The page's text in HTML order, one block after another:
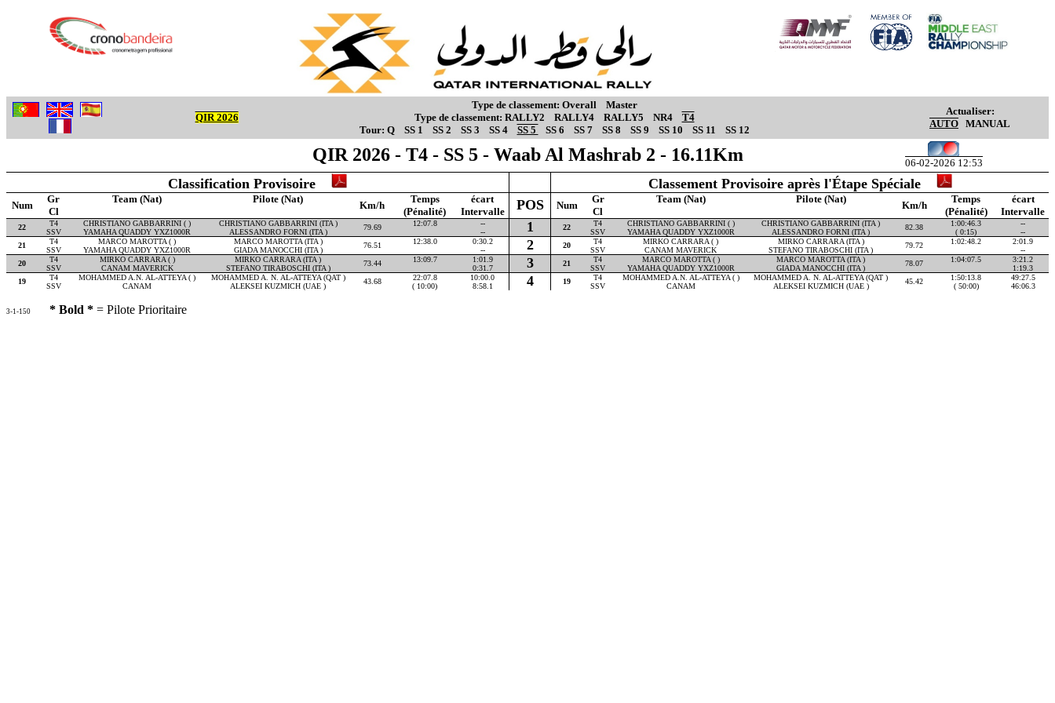
QIR 2026
Type de classement: Overall
Master
Type de classement: RALLY2 RALLY4 RALLY5 NR4
T4
Tour: Q SS 1 SS 2 SS 3 SS 4 SS 5 SS 6 SS 7 SS 8 SS 9 SS 10 SS 11 SS 12
Actualiser:
AUTO MANUAL
QIR 2026 - T4 - SS 5 - Waab Al Mashrab 2 - 16.11Km 06-02-2026 12:53
Classification Provisoire Classement Provisoire après l'Étape Spéciale
Num
Gr Team (Nat) Pilote (Nat)
Km/h
Temps écart POS Num
Gr Team (Nat) Pilote (Nat)
Km/h
Temps
écart
Cl
(Pénalité) Intervalle Cl (Pénalité) Intervalle
22 T4 CHRISTIANO GABBARRINI ( ) CHRISTIANO GABBARRINI (ITA ) 79.69 12:07.8 -- 1 22 T4 CHRISTIANO GABBARRINI ( ) CHRISTIANO GABBARRINI (ITA ) 82.38 1:00:46.3
--
SSV
YAMAHA QUADDY YXZ1000R ALESSANDRO FORNI (ITA ) -- SSV YAMAHA QUADDY YXZ1000R ALESSANDRO FORNI (ITA ) ( 0:15)
--
21
T4 MARCO MAROTTA ( ) MARCO MAROTTA (ITA ) 76.51 12:38.0 0:30.2 2 20 T4 MIRKO CARRARA ( ) MIRKO CARRARA (ITA ) 79.72 1:02:48.2
2:01.9
SSV
YAMAHA QUADDY YXZ1000R GIADA MANOCCHI (ITA ) -- SSV CANAM MAVERICK STEFANO TIRABOSCHI (ITA )
--
20
T4 MIRKO CARRARA ( ) MIRKO CARRARA (ITA ) 73.44 13:09.7 1:01.9 3 21 T4 MARCO MAROTTA ( ) MARCO MAROTTA (ITA ) 78.07 1:04:07.5
3:21.2
SSV
CANAM MAVERICK STEFANO TIRABOSCHI (ITA ) 0:31.7 SSV YAMAHA QUADDY YXZ1000R GIADA MANOCCHI (ITA )
1:19.3
19
T4 MOHAMMED A.N. AL-ATTEYA ( ) MOHAMMED A. N. AL-ATTEYA (QAT ) 43.68 22:07.8 10:00.0 4 19 T4 MOHAMMED A.N. AL-ATTEYA ( ) MOHAMMED A. N. AL-ATTEYA (QAT ) 45.42 1:50:13.8
49:27.5
SSV
CANAM ALEKSEI KUZMICH (UAE ) ( 10:00) 8:58.1 SSV CANAM ALEKSEI KUZMICH (UAE ) ( 50:00) 46:06.3
3-1-150 * Bold * = Pilote Prioritaire